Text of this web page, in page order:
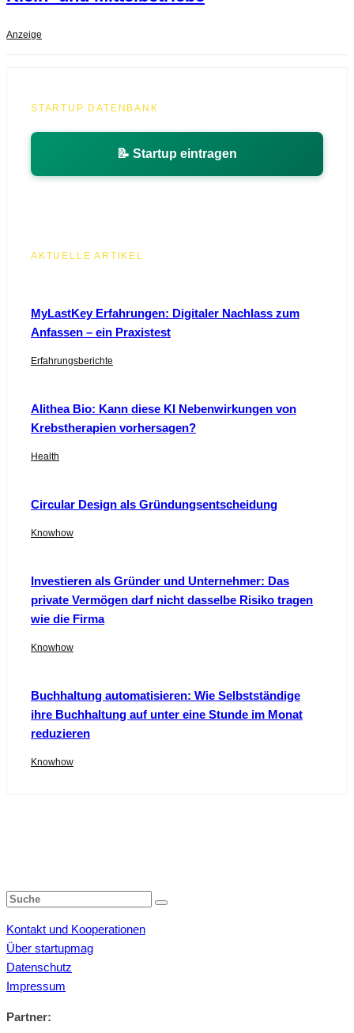
Anzeige
STARTUP DATENBANK
📝 Startup eintragen
AKTUELLE ARTIKEL
MyLastKey Erfahrungen: Digitaler Nachlass zum
Anfassen – ein Praxistest
Erfahrungsberichte
Alithea Bio: Kann diese KI Nebenwirkungen von
Krebstherapien vorhersagen?
Health
Circular Design als Gründungsentscheidung
Knowhow
Investieren als Gründer und Unternehmer: Das
private Vermögen darf nicht dasselbe Risiko tragen
wie die Firma
Knowhow
Buchhaltung automatisieren: Wie Selbstständige
ihre Buchhaltung auf unter eine Stunde im Monat
reduzieren
Knowhow
Kontakt und Kooperationen
Über startupmag
Datenschutz
Impressum
Partner: